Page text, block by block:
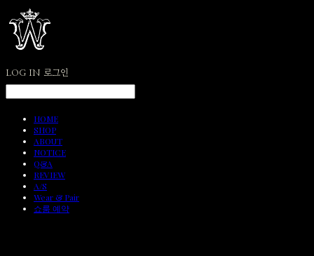
LOG IN 로그인
HOME
SHOP
ABOUT
NOTICE
Q&A
REVIEW
A/S
Wear & Pair
쇼룸 예약